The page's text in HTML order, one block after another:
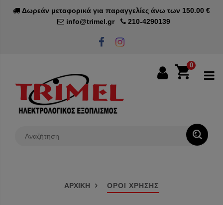
Δωρεάν μεταφορικά για παραγγελίες άνω των 150.00 €
info@trimel.gr
210-4290139
0
ΑΡΧΙΚΗ ΟΡΟΙ ΧΡΗΣΗΣ